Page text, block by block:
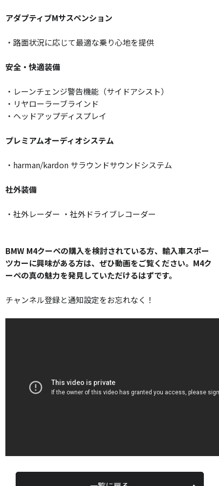
アダプティブMサスペンション
・路面状況に応じて最適な乗り心地を提供
安全・快適装備
・レーンチェンジ警告機能（サイドアシスト）
・リヤローラーブラインド
・ヘッドアップディスプレイ
プレミアムオーディオシステム
・harman/kardon サラウンドサウンドシステム
社外装備
・社外レーダー ・社外ドライブレコーダー
BMW M4クーペの購入を検討されている方、輸入車スポー
ツカーに興味がある方は、ぜひ動画をご覧ください。M4ク
ーペの真の魅力を発見していただけるはずです。
チャンネル登録と通知設定をお忘れなく！